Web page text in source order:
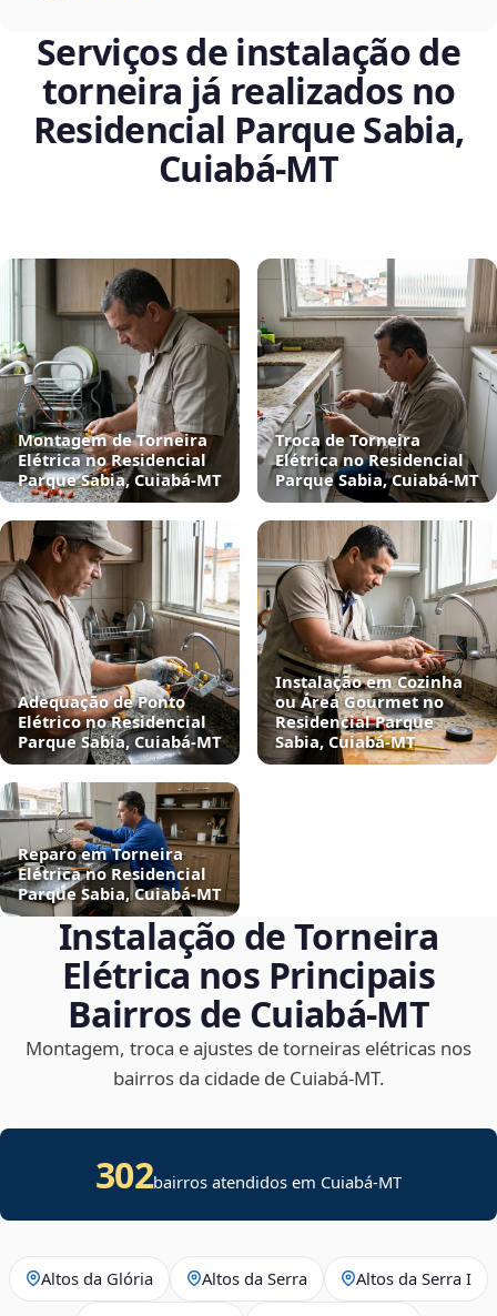
Serviços de instalação de
torneira já realizados no
Residencial Parque Sabia,
Cuiabá‑MT
Montagem de Torneira
Elétrica no Residencial
Parque Sabia, Cuiabá‑MT
Troca de Torneira
Elétrica no Residencial
Parque Sabia, Cuiabá‑MT
Adequação de Ponto
Elétrico no Residencial
Parque Sabia, Cuiabá‑MT
Instalação em Cozinha
ou Área Gourmet no
Residencial Parque
Sabia, Cuiabá‑MT
Reparo em Torneira
Elétrica no Residencial
Parque Sabia, Cuiabá‑MT
Instalação de Torneira
Elétrica nos Principais
Bairros de Cuiabá‑MT
Montagem, troca e ajustes de torneiras elétricas nos
bairros da cidade de Cuiabá‑MT.
302bairros atendidos em Cuiabá-MT
Altos da Glória Altos da Serra Altos da Serra I